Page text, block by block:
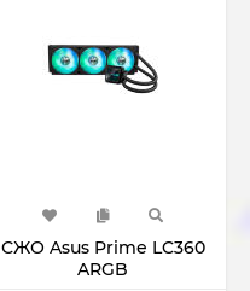
СЖО Asus Prime LC360
ARGB